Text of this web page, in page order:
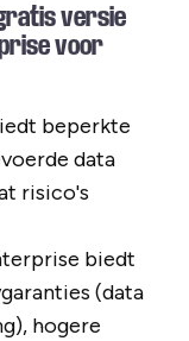
versie
voor
beperkte
data
risico's
biedt
(data
hogere